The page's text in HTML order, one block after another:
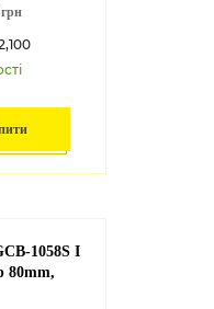
грн
1058S I
80mm,